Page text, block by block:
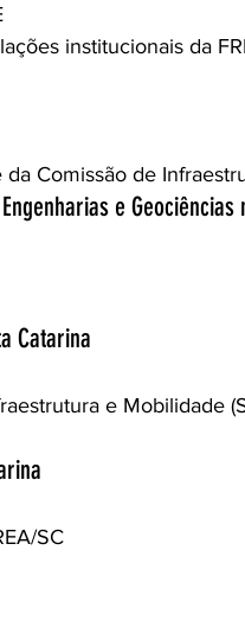
institucionais da
Comissão de
e Geociências
Catarina
e Mobilidade
SC